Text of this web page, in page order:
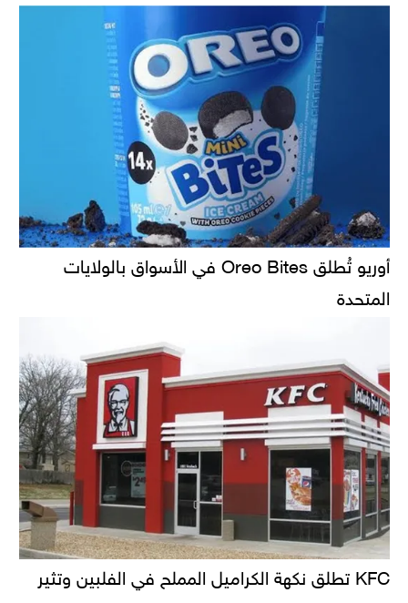
أوريو تُطلق Oreo Bites في الأسواق بالولايات
المتحدة
KFC تطلق نكهة الكراميل المملح في الفلبين وتثير